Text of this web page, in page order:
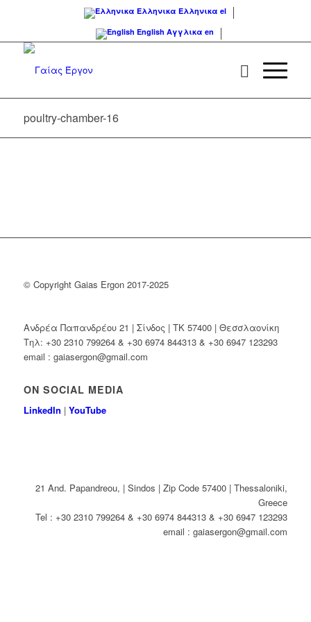
Ελληνικα Ελληνικα el
English Αγγλικα en
poultry-chamber-16
© Copyright Gaias Ergon 2017-2025
Ανδρέα Παπανδρέου 21 | Σίνδος | ΤΚ 57400 | Θεσσλαονίκη
Τηλ: +30 2310 799264 & +30 6974 844313 & +30 6947 123293
email : gaiasergon@gmail.com
ON SOCIAL MEDIA
LinkedIn | YouTube
21 And. Papandreou, | Sindos | Zip Code 57400 | Thessaloniki,
Greece
Tel : +30 2310 799264 & +30 6974 844313 & +30 6947 123293
email : gaiasergon@gmail.com